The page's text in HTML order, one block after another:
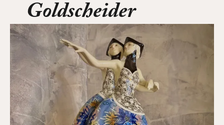
Goldscheider